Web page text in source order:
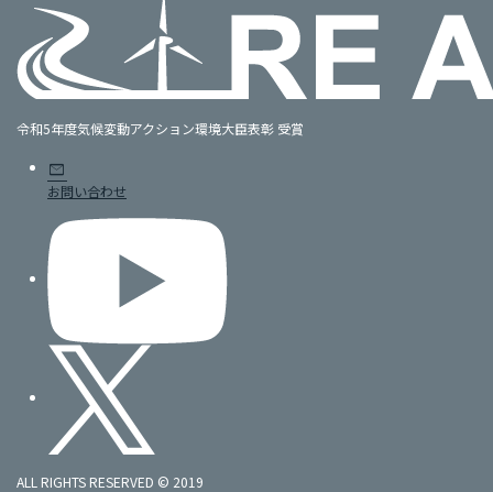
令和5年度気候変動アクション環境大臣表彰 受賞
mail
お問い合わせ
ALL RIGHTS RESERVED © 2019